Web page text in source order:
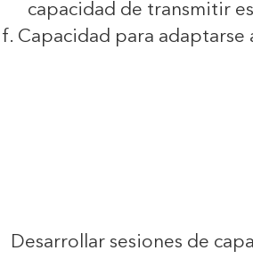
capacidad de transmitir
f. Capacidad para
Desarrollar sesiones de